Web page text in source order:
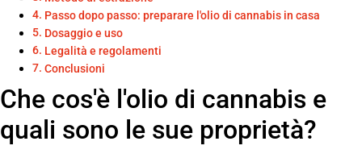
Passo dopo passo: preparare l'olio di cannabis in casa
Dosaggio e uso
Legalità e regolamenti
Conclusioni
Che cos'è l'olio di cannabis e
quali sono le sue proprietà?